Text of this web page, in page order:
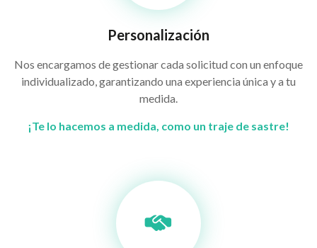
Personalización
Nos encargamos de gestionar cada solicitud con un enfoque
individualizado, garantizando una experiencia única y a tu
medida.
¡Te lo hacemos a medida, como un traje de sastre!